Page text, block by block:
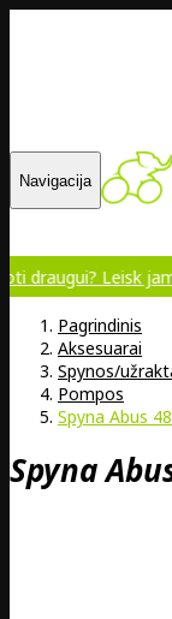
Navigacija
Leisk jam
Pagrindinis
Aksesuarai
Spynos/
Pompos
Spyna Abus
Spyna